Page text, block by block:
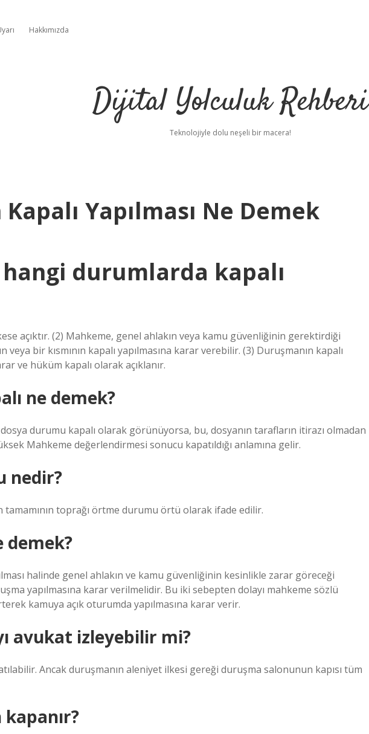
Hakkımızda
Dijital Yolculuk Rehberi
Teknolojiyle dolu neşeli bir macera!
Yapılması Ne Demek
durumlarda kapalı
açıktır. (2) Mahkeme, genel ahlakın veya kamu güvenliğinin gerektirdiği
veya bir kısmının kapalı yapılmasına karar verebilir. (3) Duruşmanın kapalı
ve hüküm kapalı olarak açıklanır.
ne demek?
dosya durumu kapalı olarak görünüyorsa, bu, dosyanın tarafların itirazı olmadan
Mahkeme değerlendirmesi sonucu kapatıldığı anlamına gelir.
nedir?
tamamının toprağı örtme durumu örtü olarak ifade edilir.
demek?
halinde genel ahlakın ve kamu güvenliğinin kesinlikle zarar göreceği
yapılmasına karar verilmelidir. Bu iki sebepten dolayı mahkeme sözlü
kamuya açık oturumda yapılmasına karar verir.
avukat izleyebilir mi?
Ancak duruşmanın aleniyet ilkesi gereği duruşma salonunun kapısı tüm